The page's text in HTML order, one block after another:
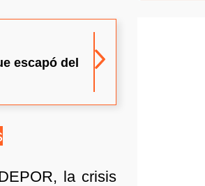
escapó del
la crisis